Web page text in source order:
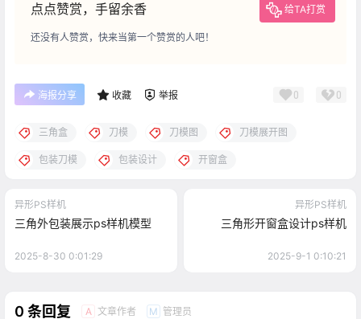
点点赞赏，手留余香 给TA打赏
还没有人赞赏，快来当第一个赞赏的人吧！
海报分享 收藏 举报 0 0
三角盒 刀模 刀模图 刀模展开图
包装刀模 包装设计 开窗盒
异形PS样机
三角外包装展示ps样机模型
2025-8-30 0:01:29
异形PS样机
三角形开窗盒设计ps样机
2025-9-1 0:10:21
0 条回复 A 文章作者 M 管理员